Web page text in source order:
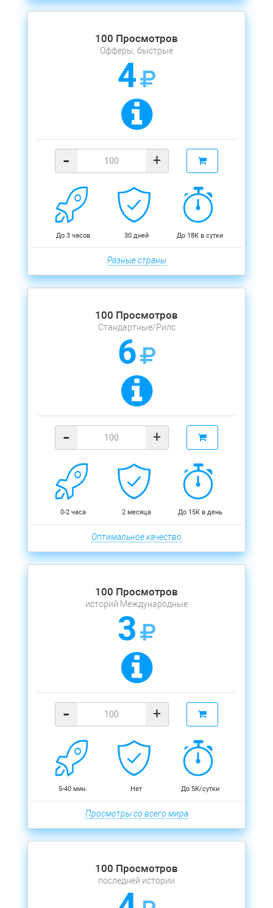
100 Просмотров
Офферы, быстрые
4
- +
До 3 часов 30 дней До 18К в сутки
Разные страны
100 Просмотров
Стандартные/Рилс
6
- +
0-2 часа 2 месяца До 15К в день
Оптимальное качество
100 Просмотров
историй Международные
3
- +
5-40 мин. Нет До 5К/сутки
Просмотры со всего мира
100 Просмотров
последней истории